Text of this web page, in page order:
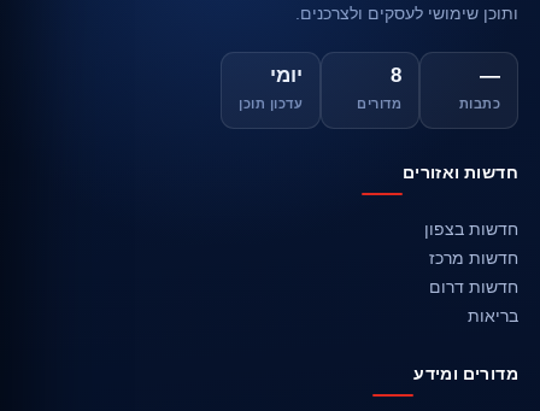
ותוכן שימושי לעסקים ולצרכנים.
—
כתבות
8
מדורים
יומי
עדכון תוכן
חדשות ואזורים
חדשות בצפון
חדשות מרכז
חדשות דרום
בריאות
מדורים ומידע